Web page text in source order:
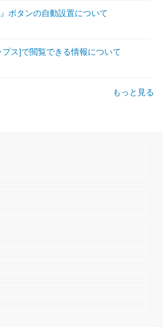
』ボタンの自動設置について
ス]で閲覧できる情報について
もっと見る